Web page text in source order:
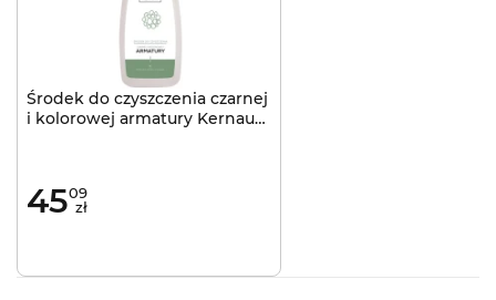
Środek do czyszczenia czarnej
i kolorowej armatury Kernau
4509
zł